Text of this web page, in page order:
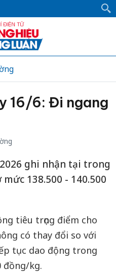
16/6: Đi ngang
ghi nhận tại trong
138.500 - 140.500
tiêu trọng điểm cho
có thay đổi so với
tục dao động trong
đồng/kg.